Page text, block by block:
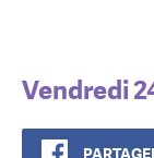
Vendredi